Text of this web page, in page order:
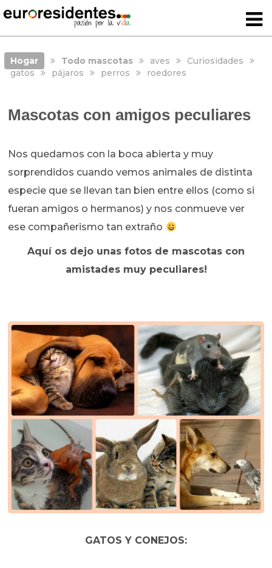
Hogar Todo mascotas aves
Curiosidades
gatos
pájaros perros roedores
Mascotas con amigos peculiares
Nos quedamos con la boca abierta y muy
sorprendidos cuando vemos animales de distinta
especie que se llevan tan bien entre ellos (como si
fueran amigos o hermanos) y nos conmueve ver
ese compañerismo tan extraño
Aquí os dejo unas fotos de mascotas con
amistades muy peculiares!
GATOS Y CONEJOS: